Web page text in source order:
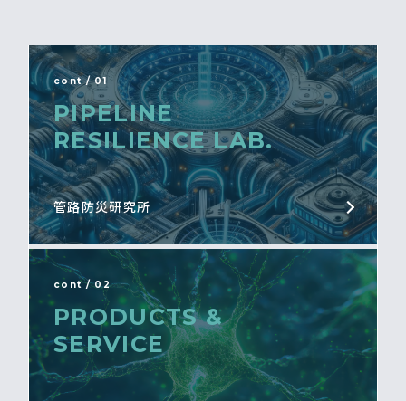
cont / 01
PIPELINE
RESILIENCE LAB.
管路防災研究所
cont / 02
PRODUCTS &
SERVICE